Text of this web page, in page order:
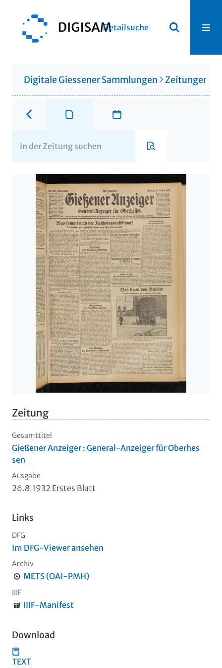
Detailsuche
Digitale Giessener Sammlungen Zeitungen
Zeitung
Gesamttitel
Gießener Anzeiger : General-Anzeiger für Oberhes
sen
Ausgabe
26.8.1932 Erstes Blatt
Links
DFG
Im DFG-Viewer ansehen
Archiv
METS (OAI-PMH)
IIIF
IIIF-Manifest
Download
TEXT